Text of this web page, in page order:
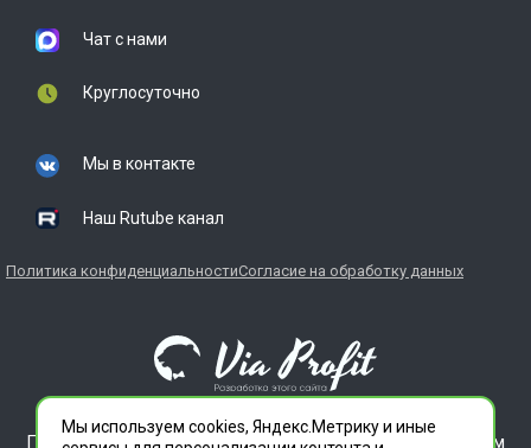
Чат с нами
Круглосуточно
Мы в контакте
Наш Rutube канал
Политика конфиденциальностиСогласие на обработку данных
ГЛАВДЕЗЦЕНТР является зарегистрированным товарным
Мы используем cookies, Яндекс.Метрику и иные